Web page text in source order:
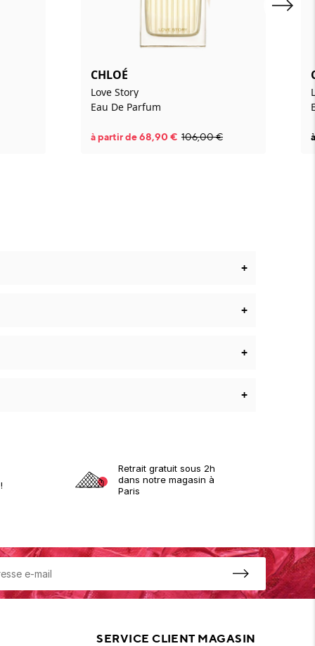
CHLOÉ
Love Story
Eau De Parfum
à partir de68,90€ 106,00€
+
+
+
+
Retrait gratuit sous 2h
dans notre magasin à
Paris
SERVICE CLIENT MAGASIN